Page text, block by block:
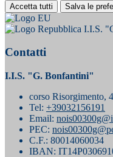
Accetta tutti Salva le
I.I.S.
Contatti
I.I.S. "G. Bonfantini"
corso Risorgimento,
Tel: +39032156191
Email:
PEC:
C.F.: 80014060034
IBAN: